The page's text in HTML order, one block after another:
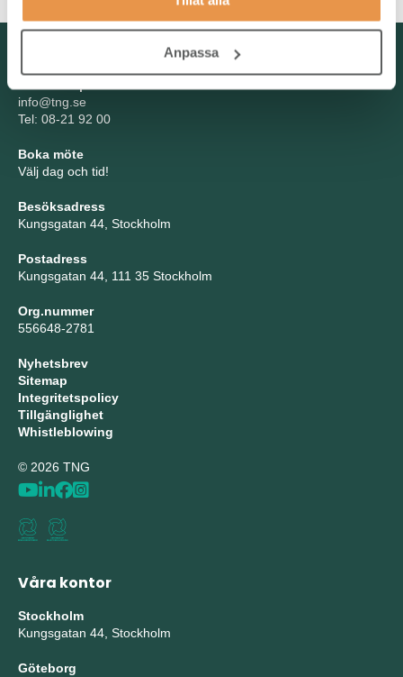
Anpassa
info@tng.se
Tel: 08-21 92 00
Boka möte
Välj dag och tid!
Besöksadress
Kungsgatan 44, Stockholm
Postadress
Kungsgatan 44, 111 35 Stockholm
Org.nummer
556648-2781
Nyhetsbrev
Sitemap
Integritetspolicy
Tillgänglighet
Whistleblowing
© 2026 TNG
Våra kontor
Stockholm
Kungsgatan 44, Stockholm
Göteborg